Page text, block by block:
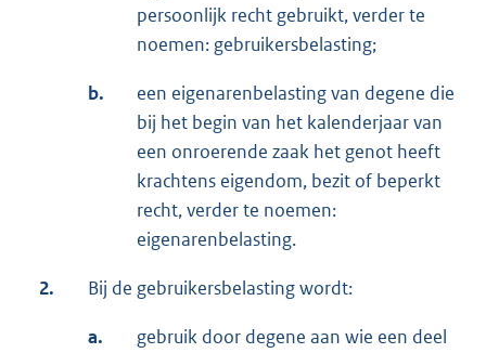
persoonlijk recht gebruikt, verder te
noemen: gebruikersbelasting;
b.
een eigenarenbelasting van degene die
bij het begin van het kalenderjaar van
een onroerende zaak het genot heeft
krachtens eigendom, bezit of beperkt
recht, verder te noemen:
eigenarenbelasting.
2. Bij de gebruikersbelasting wordt:
a.
gebruik door degene aan wie een deel